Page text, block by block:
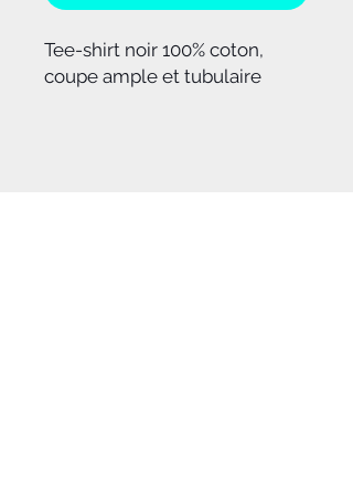
Tee-shirt noir 100% coton,
coupe ample et tubulaire